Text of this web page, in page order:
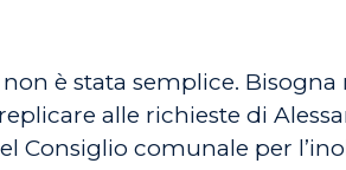
è stata semplice.
alle richieste di
Consiglio comunale per